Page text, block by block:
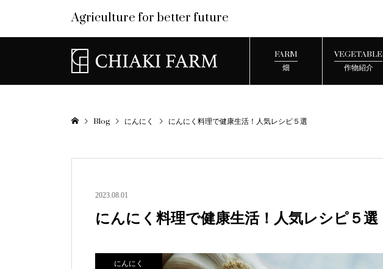
Agriculture for better future
FARM
畑
VEGETABLE
作物紹介
Blog にんにく にんにく料理で健康生活！人気レシピ５選
2023.08.01
にんにく料理で健康生活！人気レシピ５選
にんにく